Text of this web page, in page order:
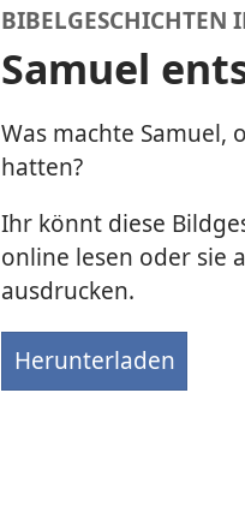
BIBELGESCHICHTEN
Samuel
Was machte Samuel,
hatten?
Ihr könnt diese
online lesen oder sie
ausdrucken.
Herunterladen